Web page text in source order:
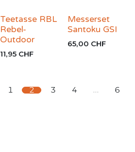
Teetasse RBL
Rebel-
Outdoor
11,95CHF
Messerset
Santoku GSI
65,00 CHF
1 2 3 4 … 6